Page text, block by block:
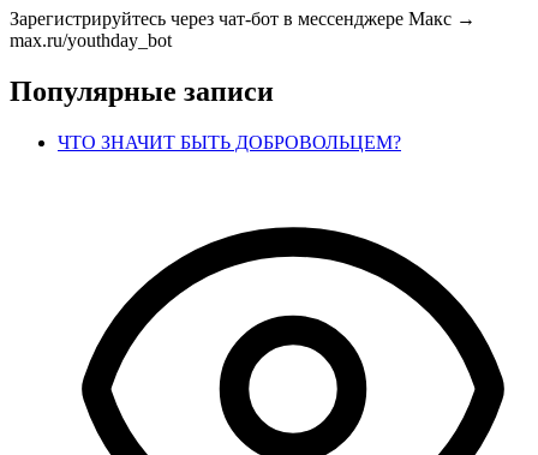
Зарегистрируйтесь через чат-бот в мессенджере Макс →
max.ru/youthday_bot
Популярные записи
ЧТО ЗНАЧИТ БЫТЬ ДОБРОВОЛЬЦЕМ?